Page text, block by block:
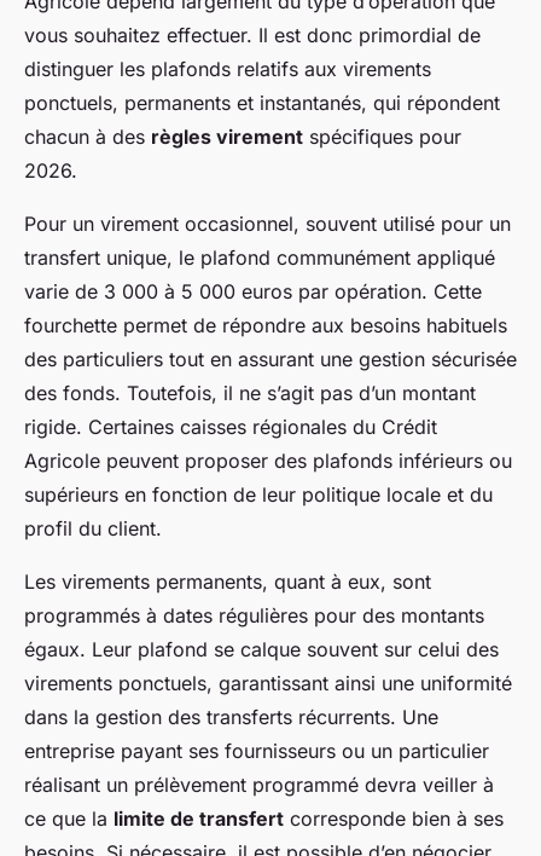
vous souhaitez effectuer. Il est donc primordial de
distinguer les plafonds relatifs aux virements
ponctuels, permanents et instantanés, qui répondent
chacun à des règles virement spécifiques pour
2026.
Pour un virement occasionnel, souvent utilisé pour un
transfert unique, le plafond communément appliqué
varie de 3 000 à 5 000 euros par opération. Cette
fourchette permet de répondre aux besoins habituels
des particuliers tout en assurant une gestion sécurisée
des fonds. Toutefois, il ne s’agit pas d’un montant
rigide. Certaines caisses régionales du Crédit
Agricole peuvent proposer des plafonds inférieurs ou
supérieurs en fonction de leur politique locale et du
profil du client.
Les virements permanents, quant à eux, sont
programmés à dates régulières pour des montants
égaux. Leur plafond se calque souvent sur celui des
virements ponctuels, garantissant ainsi une uniformité
dans la gestion des transferts récurrents. Une
entreprise payant ses fournisseurs ou un particulier
réalisant un prélèvement programmé devra veiller à
ce que la limite de transfert corresponde bien à ses